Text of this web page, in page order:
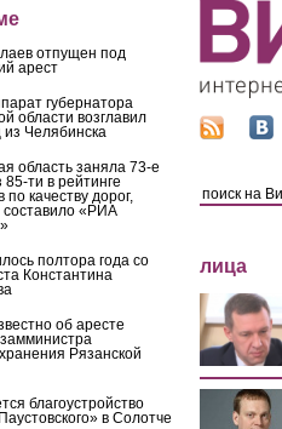
отпущен под
арест
губернатора
области возглавил
Челябинска
область заняла 73-е
85-ти в рейтинге
по качеству дорог,
составило «РИА
полтора года со
Константина
об аресте
Рязанской
благоустройство
в Солотче
лица